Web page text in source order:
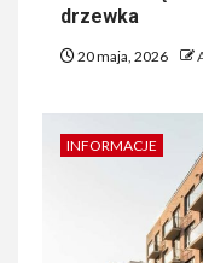
drzewka
20 maja, 2026
INFORMACJE